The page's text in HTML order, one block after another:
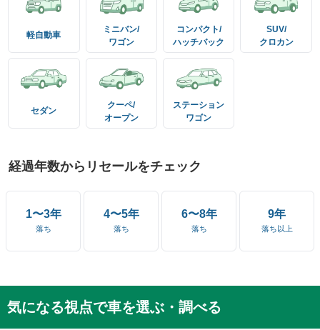
軽自動車
ミニバン/
ワゴン
コンパクト/
ハッチバック
SUV/
クロカン
セダン
クーペ/
オープン
ステーション
ワゴン
経過年数からリセールをチェック
1〜3年
落ち
4〜5年
落ち
6〜8年
落ち
9年
落ち以上
気になる視点で車を選ぶ・調べる